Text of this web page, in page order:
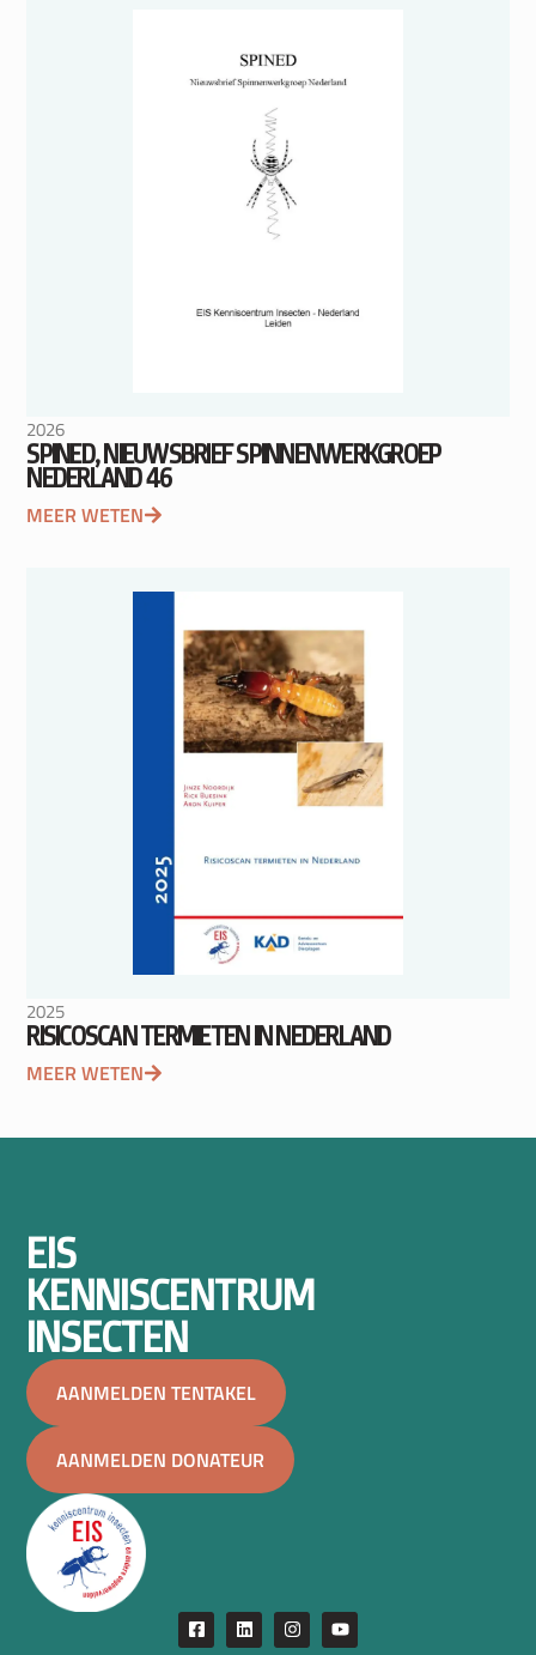
2026
SPINED, NIEUWSBRIEF SPINNENWERKGROEP
NEDERLAND 46
MEER WETEN
2025
RISICOSCAN TERMIETEN IN NEDERLAND
MEER WETEN
EIS
KENNISCENTRUM
INSECTEN
AANMELDEN TENTAKEL
AANMELDEN DONATEUR